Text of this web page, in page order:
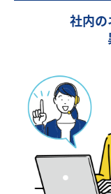
社内の